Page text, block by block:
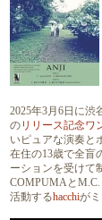
2025年3月6日に渋
のリリース記念ワ
いピュアな演奏と
在住の13歳で全盲
ーションを受けて
COMPUMAとM.C.
活動するhacchiが